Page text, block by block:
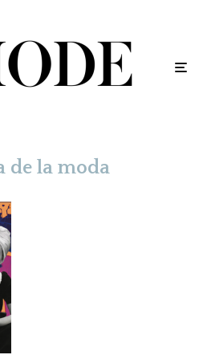
de la moda